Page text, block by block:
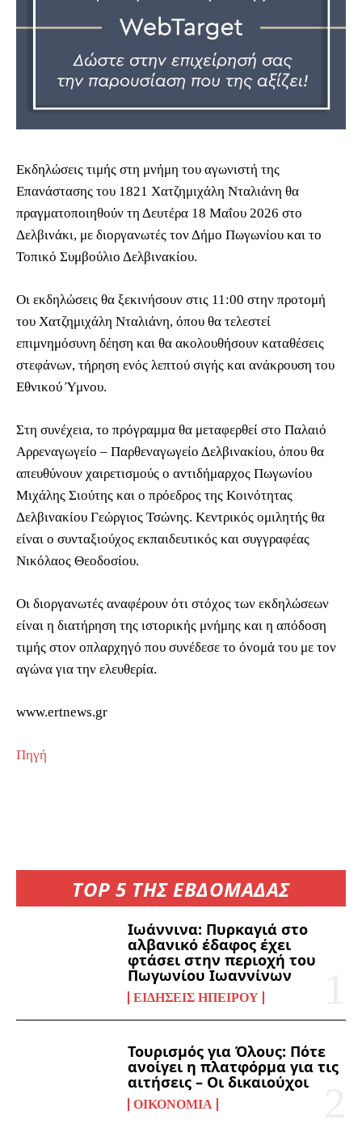
TOP 5 ΤΗΣ ΕΒΔΟΜΑΔΑΣ
Ιωάννινα: Πυρκαγιά στο
αλβανικό έδαφος έχει
φτάσει στην περιοχή του
Πωγωνίου Ιωαννίνων
ΕΙΔΉΣΕΙΣ ΗΠΕΊΡΟΥ
Τουρισμός για Όλους: Πότε
ανοίγει η πλατφόρμα για τις
αιτήσεις – Οι δικαιούχοι
ΟΙΚΟΝΟΜΊΑ
Εκδηλώσεις τιμής στη μνήμη του αγωνιστή της
Επανάστασης του 1821 Χατζημιχάλη Νταλιάνη θα
πραγματοποιηθούν τη Δευτέρα 18 Μαΐου 2026 στο
Δελβινάκι, με διοργανωτές τον Δήμο Πωγωνίου και το
Τοπικό Συμβούλιο Δελβινακίου.
Οι εκδηλώσεις θα ξεκινήσουν στις 11:00 στην προτομή
του Χατζημιχάλη Νταλιάνη, όπου θα τελεστεί
επιμνημόσυνη δέηση και θα ακολουθήσουν καταθέσεις
στεφάνων, τήρηση ενός λεπτού σιγής και ανάκρουση του
Εθνικού Ύμνου.
Στη συνέχεια, το πρόγραμμα θα μεταφερθεί στο Παλαιό
Αρρεναγωγείο – Παρθεναγωγείο Δελβινακίου, όπου θα
απευθύνουν χαιρετισμούς ο αντιδήμαρχος Πωγωνίου
Μιχάλης Σιούτης και ο πρόεδρος της Κοινότητας
Δελβινακίου Γεώργιος Τσώνης. Κεντρικός ομιλητής θα
είναι ο συνταξιούχος εκπαιδευτικός και συγγραφέας
Νικόλαος Θεοδοσίου.
Οι διοργανωτές αναφέρουν ότι στόχος των εκδηλώσεων
είναι η διατήρηση της ιστορικής μνήμης και η απόδοση
τιμής στον οπλαρχηγό που συνέδεσε το όνομά του με τον
αγώνα για την ελευθερία.
www.ertnews.gr
Πηγή